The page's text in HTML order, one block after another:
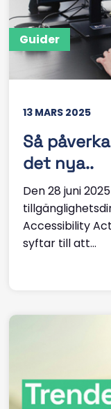
Guider
13 MARS 2025
Så
det nya..
Den 28 juni
Accessibility
syftar till att...